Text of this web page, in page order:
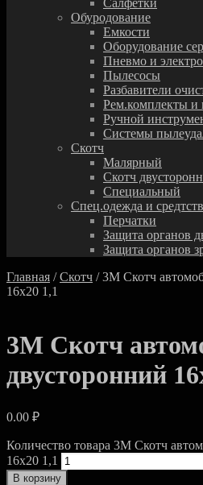
Салфетки
Обуродование
Емкости
Оборудование
Пневмо и
Пылесосы
Разбавители
Рем.комплекты и
Ручной
Системы
Скотч
Малярный
Скотч
Специальный
Спец.одежда и
Перчатки
Защита органов
Защита органов
Главная /Скотч / 3M Скотч
16х20 1,1
3M Скотч
двусторонний
0.00 ₽
Количество товара 3M Скотч
16х20 1,1
В корзину